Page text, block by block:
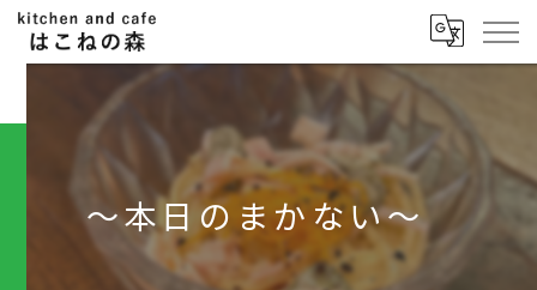
～本日のまかない～